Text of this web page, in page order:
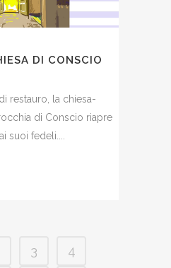
DI CONSCIO
restauro, la chiesa-
di Conscio riapre
suoi fedeli....
3
4